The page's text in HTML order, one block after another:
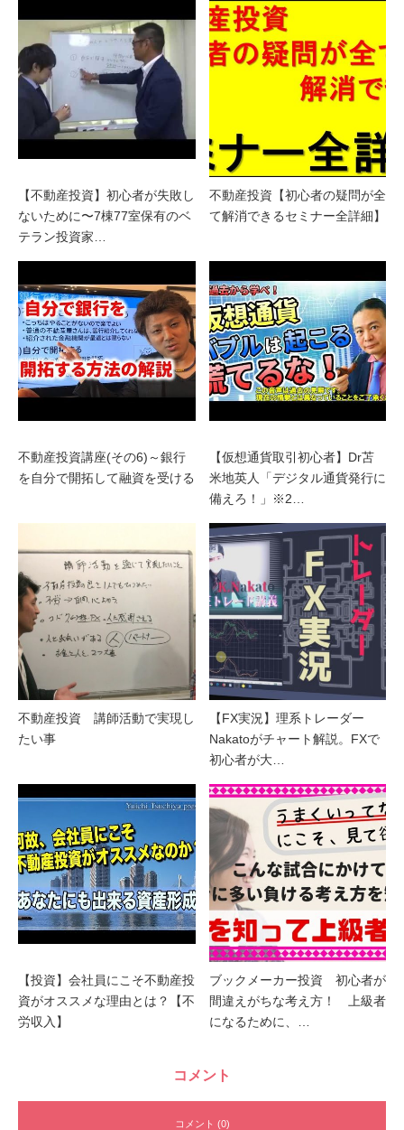
【不動産投資】初心者が失敗し
ないために〜7棟77室保有のベ
テラン投資家…
不動産投資【初心者の疑問が全
て解消できるセミナー全詳細】
不動産投資講座(その6)～銀行
を自分で開拓して融資を受ける
【仮想通貨取引初心者】Dr苫
米地英人「デジタル通貨発行に
備えろ！」※2…
不動産投資 講師活動で実現し
たい事
【FX実況】理系トレーダー
Nakatoがチャート解説。FXで
初心者が大…
【投資】会社員にこそ不動産投
資がオススメな理由とは？【不
労収入】
ブックメーカー投資 初心者が
間違えがちな考え方！ 上級者
になるために、…
コメント
コメント (0)